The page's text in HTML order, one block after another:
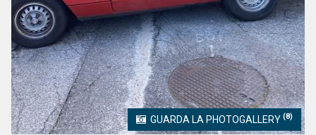
GUARDA LA PHOTOGALLERY (8)